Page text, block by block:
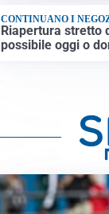
CONTINUANO I
Riapertura stretto
possibile oggi o